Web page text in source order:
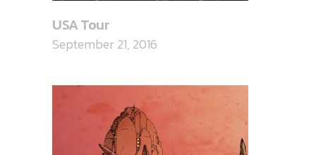
USA Tour
September 21, 2016